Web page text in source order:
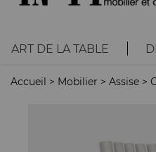
ART DE LA TABLE
Accueil > Mobilier > Assise >